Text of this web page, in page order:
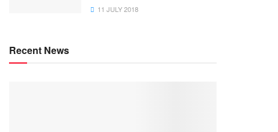
11 JULY 2018
Recent News